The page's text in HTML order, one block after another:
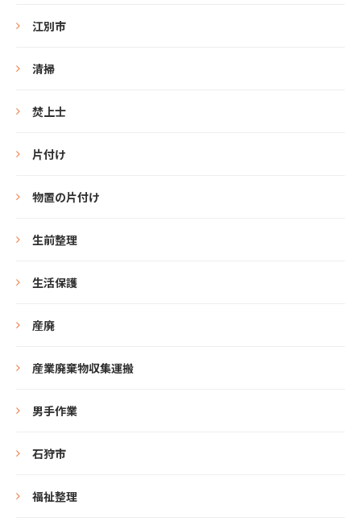
江別市
清掃
焚上士
片付け
物置の片付け
生前整理
生活保護
産廃
産業廃棄物収集運搬
男手作業
石狩市
福祉整理